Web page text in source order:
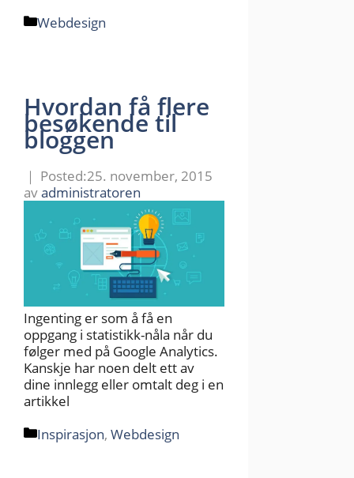
Kategorier
Webdesign
Hvordan få flere
besøkende til
bloggen
25. november, 2015
avadministratoren
Ingenting er som å få en
oppgang i statistikk-nåla når du
følger med på Google Analytics.
Kanskje har noen delt ett av
dine innlegg eller omtalt deg i en
artikkel
Kategorier
Inspirasjon, Webdesign